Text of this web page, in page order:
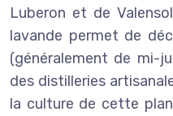
Luberon et de
lavande permet de
(généralement de mi-
des distilleries
la culture de cette